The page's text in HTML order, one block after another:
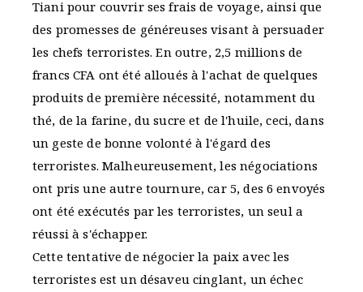
Tiani pour couvrir ses frais de voyage, ainsi que
des promesses de généreuses visant à persuader
les chefs terroristes. En outre, 2,5 millions de
francs CFA ont été alloués à l'achat de quelques
produits de première nécessité, notamment du
thé, de la farine, du sucre et de l'huile, ceci, dans
un geste de bonne volonté à l'égard des
terroristes. Malheureusement, les négociations
ont pris une autre tournure, car 5, des 6 envoyés
ont été exécutés par les terroristes, un seul a
réussi à s'échapper.
Cette tentative de négocier la paix avec les
terroristes est un désaveu cinglant, un échec